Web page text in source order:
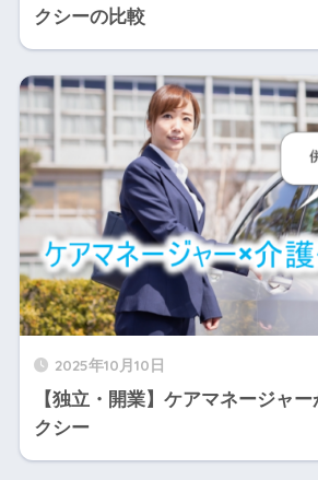
クシーの比較
2025年10月10日
【独立・開業】ケアマネージャ
クシー